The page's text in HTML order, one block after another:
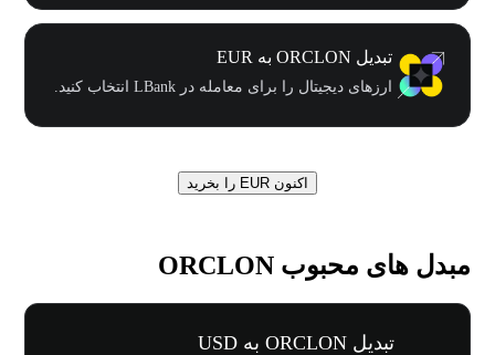
تبدیل ORCLON به EUR
ارزهای دیجیتال را برای معامله در LBank انتخاب کنید.
اکنون EUR را بخرید
مبدل های محبوب ORCLON
تبدیل ORCLON به USD